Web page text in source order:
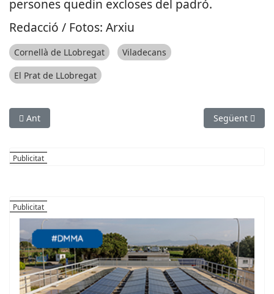
persones quedin excloses del padró.
Redacció / Fotos: Arxiu
Cornellà de LLobregat
Viladecans
El Prat de LLobregat
Article anterior: El Departament d’Educació tancarà dues
Ant Article
Següent